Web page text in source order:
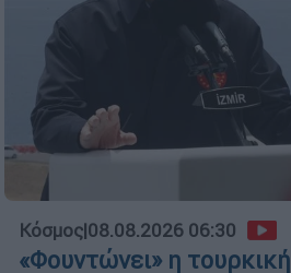
Κόσμος|08.08.2026 06:30
«Φουντώνει» η τουρκική